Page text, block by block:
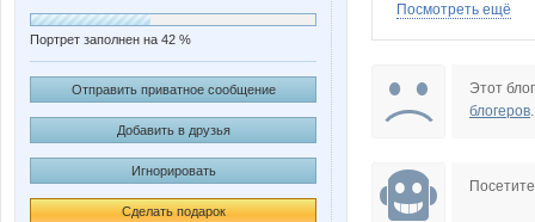
Портрет заполнен на 42 %
Отправить приватное сообщение
Добавить в друзья
Игнорировать
Сделать подарок
Zyxel
Посмотреть ещё
Этот
блогеров.